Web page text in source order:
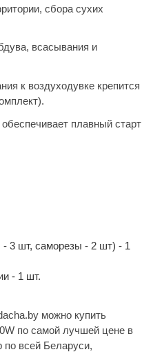
сбора сухих
всасывания и
к воздуходувке крепится
плавный старт
3 шт, саморезы - 2 шт) - 1
- 1 шт.
можно купить
по самой лучшей цене в
всей Беларуси,